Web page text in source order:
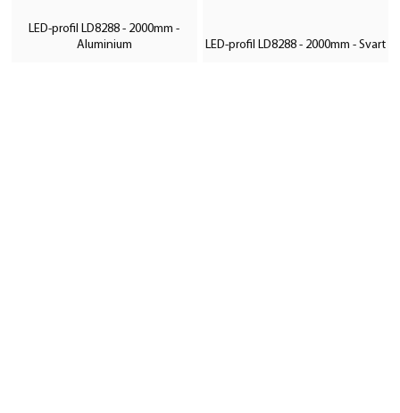
LED-profil LD8288 - 2000mm -
Aluminium
LED-profil LD8288 - 2000mm - Svart